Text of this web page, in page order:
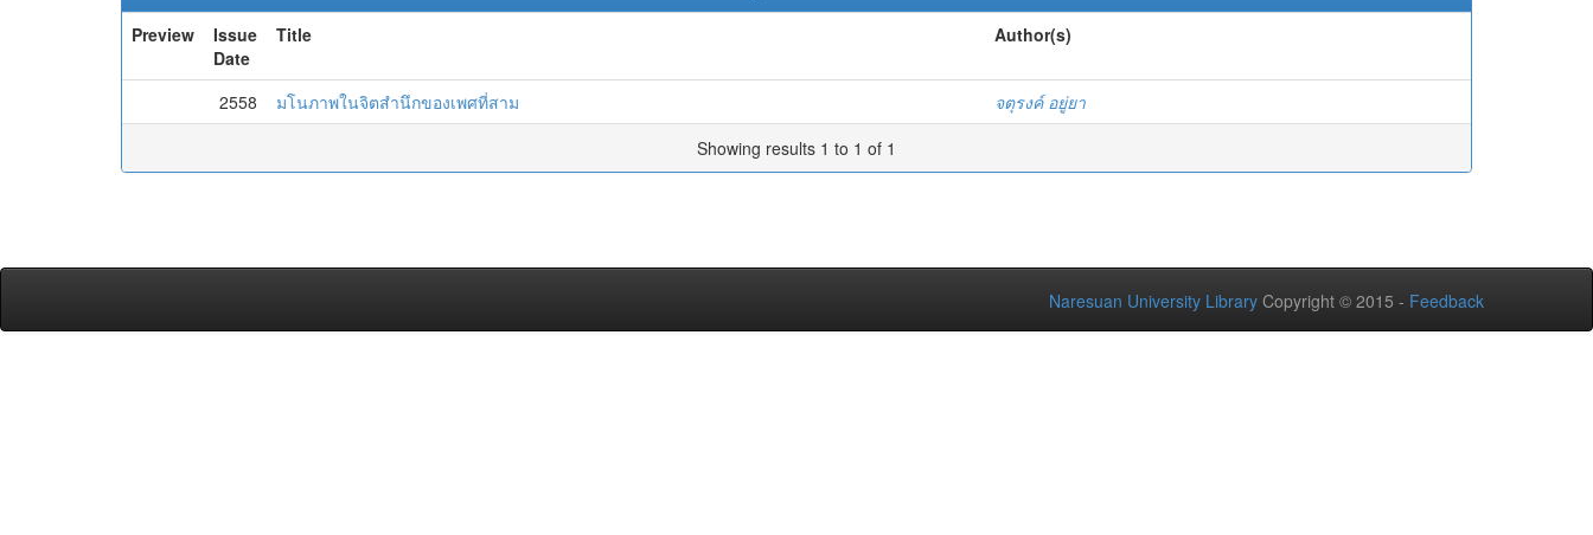
Preview
Issue
Date
Title Author(s)
2558 มโนภาพในจิตสำนึกของเพศที่สาม
จตุรงค์ อยู่ยา
Showing results 1 to 1 of 1
Naresuan University Library Copyright © 2015 - Feedback